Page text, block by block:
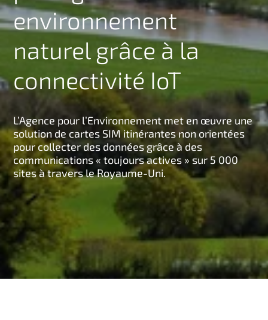
n
c
l
environnement
naturel grâce à la
connectivité IoT
L’Agence pour l’Environnement met en œuvre une
solution de cartes SIM itinérantes non orientées
pour collecter des données grâce à des
communications « toujours actives » sur 5 000
sites à travers le Royaume-Uni.